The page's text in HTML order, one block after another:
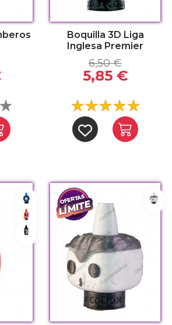
Boquilla 3D Liga
Inglesa Premier
6,50 €
5,85 €
Inter
Milán
Juventus